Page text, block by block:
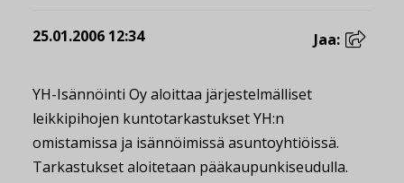
25.01.2006 12:34 Jaa:
YH-Isännöinti Oy aloittaa järjestelmälliset
leikkipihojen kuntotarkastukset YH:n
omistamissa ja isännöimissä asuntoyhtiöissä.
Tarkastukset aloitetaan pääkaupunkiseudulla.